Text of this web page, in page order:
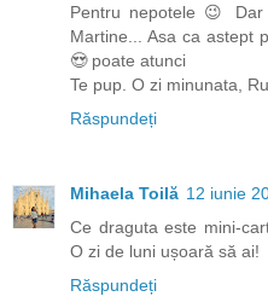
Pentru nepotele 😉
Martine... Asa ca astept
😍 poate atunci
Te pup. O zi minunata,
Răspundeți
Mihaela Toilă 12 iunie
Ce draguta este mini-
O zi de luni ușoară să ai!
Răspundeți